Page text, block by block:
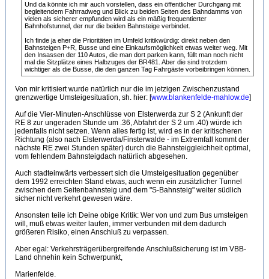
Und da könnte ich mir auch vorstellen, dass ein öffentlicher Durchgang mit
begleitendem Fahrradweg und Blick zu beiden Seiten des Bahndamms von
vielen als sicherer empfunden wird als ein mäßig frequentierter
Bahnhofstunnel, der nur die beiden Bahnsteige verbindet.
Ich finde ja eher die Prioritäten im Umfeld kritikwürdig: direkt neben den
Bahnsteigen P+R, Busse und eine Einkaufsmöglichkeit etwas weiter weg. Mit
den Insassen der 110 Autos, die man dort parken kann, füllt man noch nicht
mal die Sitzplätze eines Halbzuges der BR481. Aber die sind trotzdem
wichtiger als die Busse, die den ganzen Tag Fahrgäste vorbeibringen können.
Von mir kritisiert wurde natürlich nur die im jetzigen Zwischenzustand
grenzwertige Umsteigesituation, sh. hier: [www.blankenfelde-mahlow.de]
Auf die Vier-Minuten-Anschlüsse von Elsterwerda zur S 2 (Ankunft der
RE 8 zur ungeraden Stunde um .36, Abfahrt der S 2 um .40) würde ich
jedenfalls nicht setzen. Wenn alles fertig ist, wird es in der kritischeren
Richtung (also nach Elsterwerda/Finsterwalde - im Extremfall kommt der
nächste RE zwei Stunden später) durch die Bahnsteiggleichheit optimal,
vom fehlendem Bahnsteigdach natürlich abgesehen.
Auch stadteinwärts verbessert sich die Umsteigesituation gegenüber
dem 1992 erreichten Stand etwas, auch wenn ein zusätzlicher Tunnel
zwischen dem Seitenbahnsteig und dem "S-Bahnsteig" weiter südlich
sicher nicht verkehrt gewesen wäre.
Ansonsten teile ich Deine obige Kritik: Wer von und zum Bus umsteigen
will, muß etwas weiter laufen, immer verbunden mit dem dadurch
größeren Risiko, einen Anschluß zu verpassen.
Aber egal: Verkehrsträgerübergreifende Anschlußsicherung ist im VBB-
Land ohnehin kein Schwerpunkt,
Marienfelde.